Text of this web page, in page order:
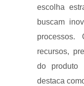
escolha
buscam
processos.
recursos,
do produto
destaca